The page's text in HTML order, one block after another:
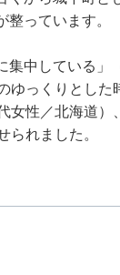
っています。
集中している」
ゆっくりとした
女性／北海道）
れました。